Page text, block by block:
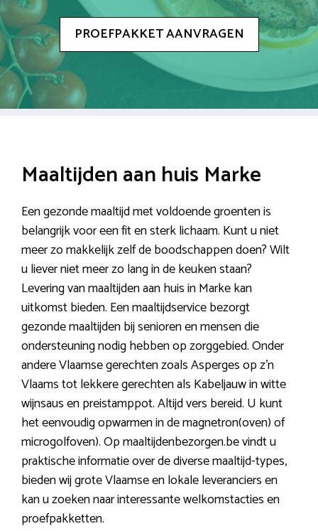
PROEFPAKKET AANVRAGEN
Maaltijden aan huis Marke
Een gezonde maaltijd met voldoende groenten is
belangrijk voor een fit en sterk lichaam. Kunt u niet
meer zo makkelijk zelf de boodschappen doen? Wilt
u liever niet meer zo lang in de keuken staan?
Levering van maaltijden aan huis in Marke kan
uitkomst bieden. Een maaltijdservice bezorgt
gezonde maaltijden bij senioren en mensen die
ondersteuning nodig hebben op zorggebied. Onder
andere Vlaamse gerechten zoals Asperges op z’n
Vlaams tot lekkere gerechten als Kabeljauw in witte
wijnsaus en preistamppot. Altijd vers bereid. U kunt
het eenvoudig opwarmen in de magnetron(oven) of
microgolfoven). Op maaltijdenbezorgen.be vindt u
praktische informatie over de diverse maaltijd-types,
bieden wij grote Vlaamse en lokale leveranciers en
kan u zoeken naar interessante welkomstacties en
proefpakketten.